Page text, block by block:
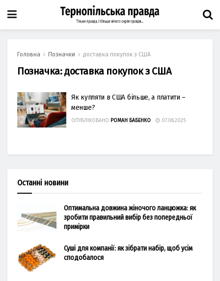
Головна Позначки доставка покупок з США
Позначка:доставка покупок з США
Як купляти в США більше, а платити –
менше?
ОПУБЛІКОВАНО РОМАН БАБЕНКО 07.08.2025
Останні новини
Оптимальна довжина жіночого ланцюжка: як
зробити правильний вибір без попередньої
примірки
Суші для компанії: як зібрати набір, щоб усім
сподобалося